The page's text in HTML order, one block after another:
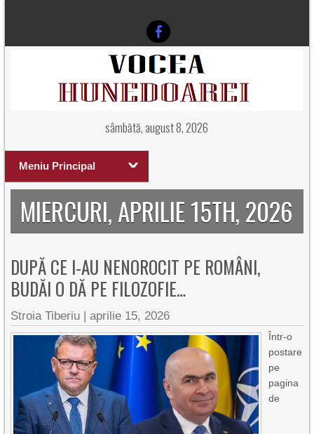
sâmbătă, august 8, 2026
Meniu Principal
MIERCURI, APRILIE 15TH, 2026
DUPĂ CE I-AU NENOROCIT PE ROMÂNI,
BUDĂI O DĂ PE FILOZOFIE…
Stroia Tiberiu |aprilie 15, 2026
Într-o
postare
pe
pagina
de